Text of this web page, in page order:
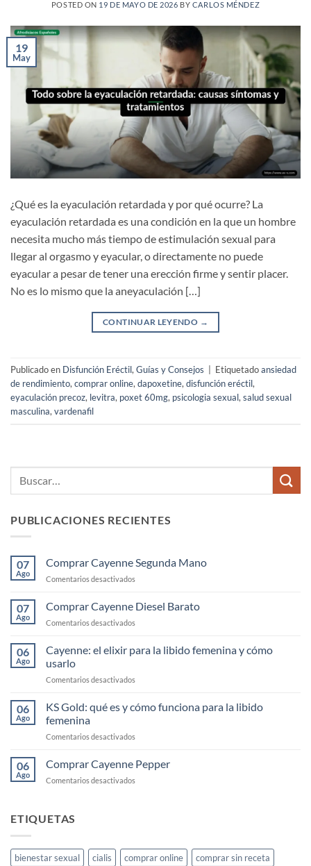
POSTED ON 19 DE MAYO DE 2026 BY CARLOS MÉNDEZ
19
May
¿Qué es la eyaculación retardada y por qué ocurre? La
eyaculación retardada es una condición en la que un hombre
necesita mucho más tiempo de estimulación sexual para
llegar al orgasmo y eyacular, o directamente no puede
eyacular a pesar de tener una erección firme y sentir placer.
No es lo mismo que la aneyaculación […]
CONTINUAR LEYENDO →
Publicado en Disfunción Eréctil, Guías y Consejos Etiquetadoansiedad
de rendimiento, comprar online, dapoxetine, disfunción eréctil,
eyaculación precoz, levitra, poxet 60mg, psicologia sexual, salud sexual
masculina, vardenafil
PUBLICACIONES RECIENTES
07
Ago
Comprar Cayenne Segunda Mano
Comentarios desactivados
Cayenne
Mano
07
Ago
Comprar Cayenne Diesel Barato
Comentarios desactivados
Cayenne
06
Ago
Cayenne: el elixir para la libido femenina y cómo
usarlo
Comentarios desactivados
el
la
femenina
cómo
06
Ago
KS Gold: qué es y cómo funciona para la libido
femenina
Comentarios desactivados
Gold:
es
06
Ago
Comprar Cayenne Pepper
Comentarios desactivados
ETIQUETAS
bienestar sexual cialis comprar online
comprar sin receta